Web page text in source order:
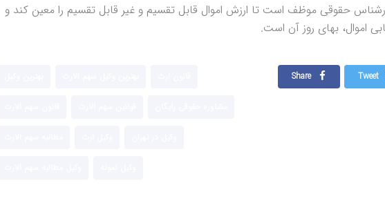
کارشناس حقوقی موظف است تا ارزش اموال قابل تقسیم و غیر قابل تقسیم را معین کند و
اموال، بهای روز آن است.
Share Tweet